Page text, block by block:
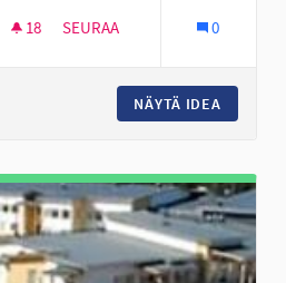
18 18 SEURAAJAA
SEURAA 0
NÄYTÄ IDEA